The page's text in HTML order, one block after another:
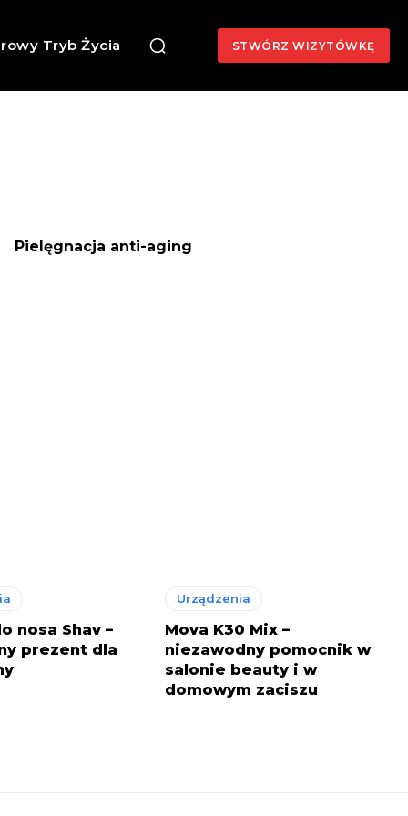
Tryb Życia STWÓRZ WIZYTÓWKĘ
Pielęgnacja anti-aging
nosa Shav –
prezent dla
Urządzenia
Mova K30 Mix –
niezawodny pomocnik w
salonie beauty i w
domowym zaciszu